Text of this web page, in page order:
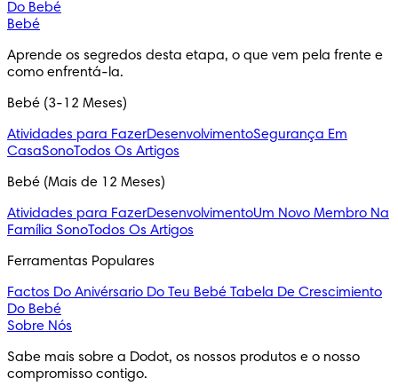
Do Bebé
Bebé
Aprende os segredos desta etapa, o que vem pela frente e
como enfrentá-la.
Bebé (3-12 Meses)
Atividades para FazerDesenvolvimentoSegurança Em
CasaSonoTodos Os Artigos
Bebé (Mais de 12 Meses)
Atividades para FazerDesenvolvimentoUm Novo Membro Na
Família SonoTodos Os Artigos
Ferramentas Populares
Factos Do Anivérsario Do Teu Bebé Tabela De Crescimiento
Do Bebé
Sobre Nós
Sabe mais sobre a Dodot, os nossos produtos e o nosso
compromisso contigo.